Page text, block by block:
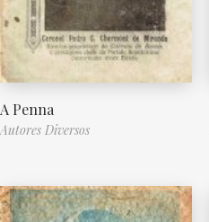
A Penna
Autores Diversos